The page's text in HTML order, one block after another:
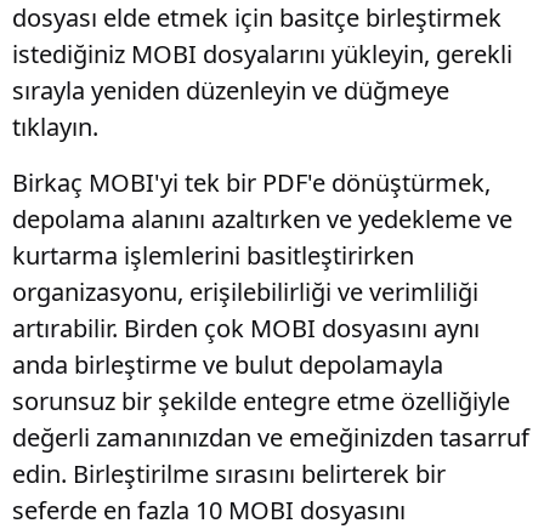
dosyası elde etmek için basitçe birleştirmek
istediğiniz MOBI dosyalarını yükleyin, gerekli
sırayla yeniden düzenleyin ve düğmeye
tıklayın.
Birkaç MOBI'yi tek bir PDF'e dönüştürmek,
depolama alanını azaltırken ve yedekleme ve
kurtarma işlemlerini basitleştirirken
organizasyonu, erişilebilirliği ve verimliliği
artırabilir. Birden çok MOBI dosyasını aynı
anda birleştirme ve bulut depolamayla
sorunsuz bir şekilde entegre etme özelliğiyle
değerli zamanınızdan ve emeğinizden tasarruf
edin. Birleştirilme sırasını belirterek bir
seferde en fazla 10 MOBI dosyasını